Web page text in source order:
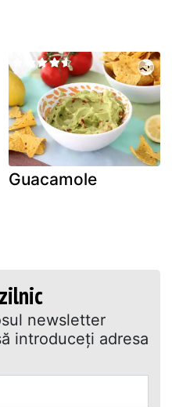
Guacamole
newsletter
introduceţi adresa